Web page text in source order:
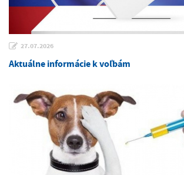
27.07.2026
Aktuálne informácie k voľbám